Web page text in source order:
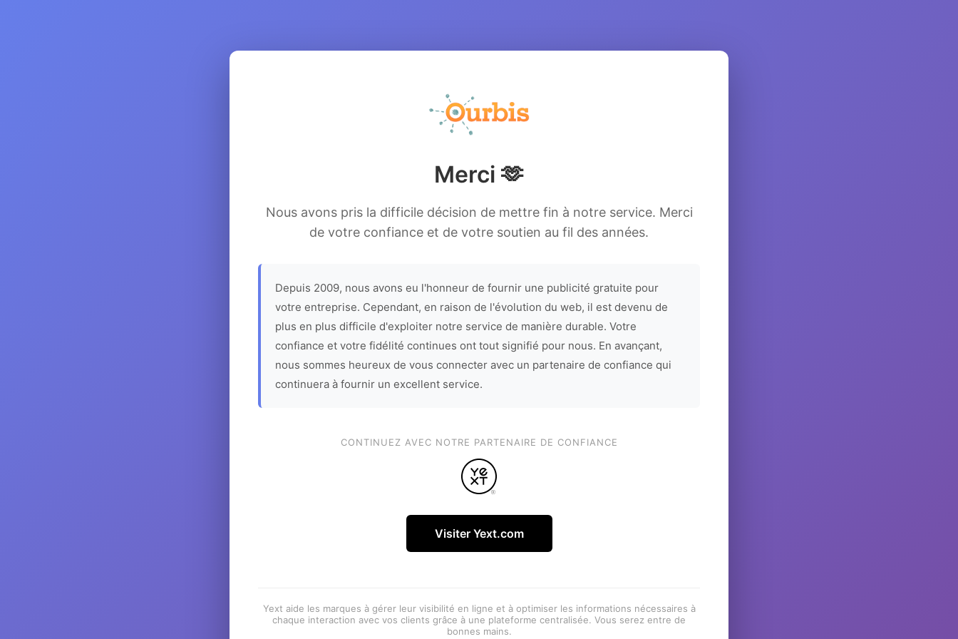
Merci 🫶
Nous avons pris la difficile décision de mettre fin à notre service. Merci
de votre confiance et de votre soutien au fil des années.
Depuis 2009, nous avons eu l'honneur de fournir une publicité gratuite pour
votre entreprise. Cependant, en raison de l'évolution du web, il est devenu de
plus en plus difficile d'exploiter notre service de manière durable. Votre
confiance et votre fidélité continues ont tout signifié pour nous. En avançant,
nous sommes heureux de vous connecter avec un partenaire de confiance qui
continuera à fournir un excellent service.
CONTINUEZ AVEC NOTRE PARTENAIRE DE CONFIANCE
Visiter Yext.com
Yext aide les marques à gérer leur visibilité en ligne et à optimiser les informations nécessaires à
chaque interaction avec vos clients grâce à une plateforme centralisée. Vous serez entre de
bonnes mains.